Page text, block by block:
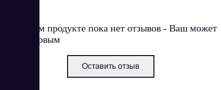
О данном продукте пока нет отзывов - Ваш может
стать первым
Оставить отзыв